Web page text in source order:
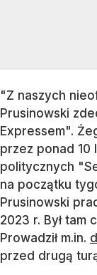
"Z naszych
Prusinowski
Expressem".
przez ponad 10
politycznych
na początku
Prusinowski
2023 r. Był tam
Prowadził m.in.
przed drugą